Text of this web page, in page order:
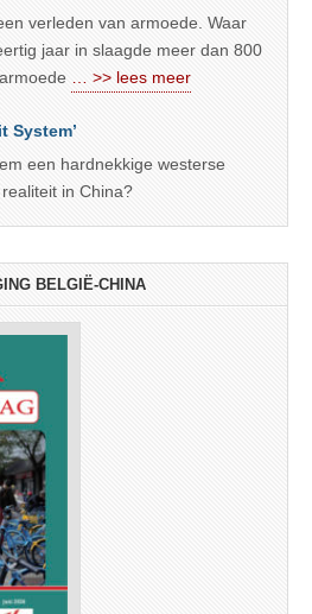
verleden van armoede. Waar
jaar in slaagde meer dan 800
… >> lees meer
System’
een hardnekkige westerse
in China?
BELGIË-CHINA